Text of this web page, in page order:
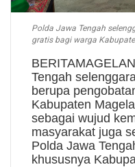
Polda Jawa Tengah
gratis bagi warga
Tengah
berupa
Kabupaten
sebagai wujud
masyarakat juga
Polda Jawa
khususnya